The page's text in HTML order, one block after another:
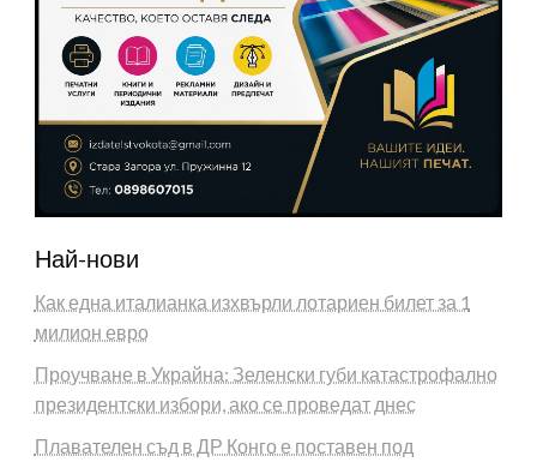
Най-нови
Как една италианка изхвърли лотариен билет за 1
милион евро
Проучване в Украйна: Зеленски губи катастрофално
президентски избори, ако се проведат днес
Плавателен съд в ДР Конго е поставен под